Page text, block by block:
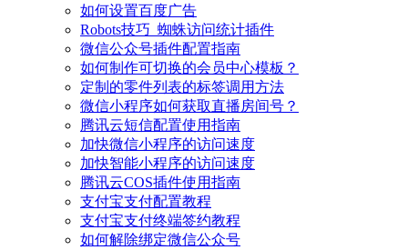
如何设置百度广告
Robots技巧_蜘蛛访问统计插件
微信公众号插件配置指南
如何制作可切换的会员中心模板？
定制的零件列表的标签调用方法
微信小程序如何获取直播房间号？
腾讯云短信配置使用指南
加快微信小程序的访问速度
加快智能小程序的访问速度
腾讯云COS插件使用指南
支付宝支付配置教程
支付宝支付终端签约教程
如何解除绑定微信公众号